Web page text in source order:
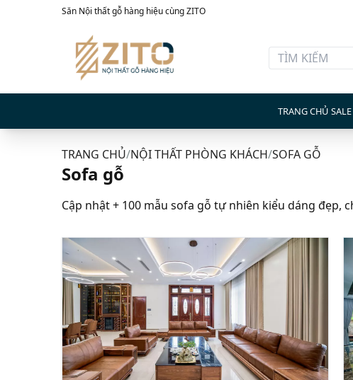
Săn Nội thất gỗ hàng hiệu cùng ZITO
TRANG CHỦ
TRANG CHỦ/NỘI THẤT PHÒNG KHÁCH/SOFA GỖ
Sofa gỗ
Cập nhật + 100 mẫu sofa gỗ tự nhiên kiểu dáng